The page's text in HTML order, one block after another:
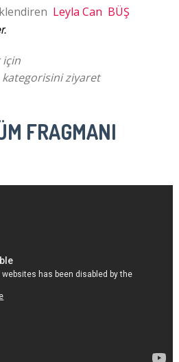
Leyla Can BÜŞ
için
kategorisini ziyaret
FRAGMANI